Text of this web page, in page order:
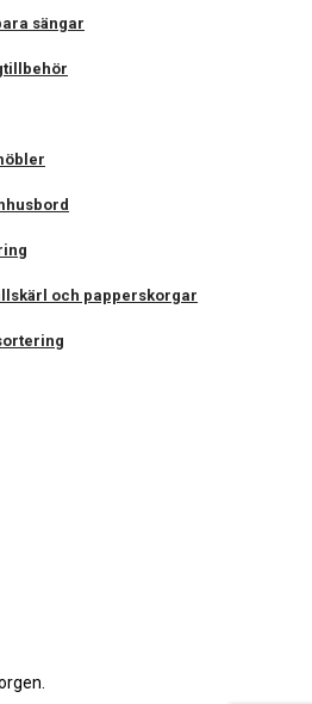
sängar
och papperskorgar